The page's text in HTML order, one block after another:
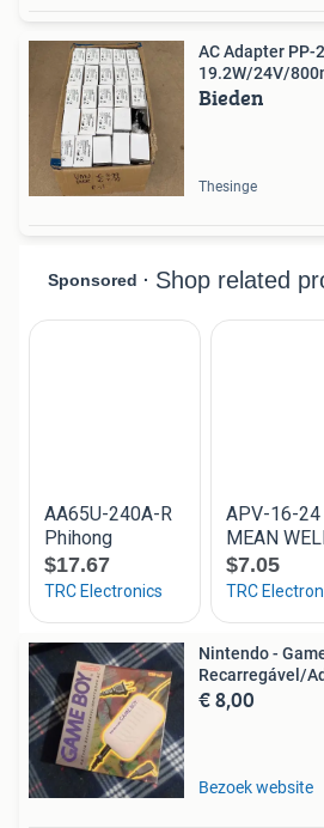
AC Adapter PP-
19.2W/24V/
Bieden
Thesinge
Nintendo -
Recarregável/
€ 8,00
Bezoek website